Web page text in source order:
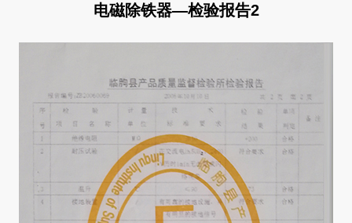
电磁除铁器—检验报告2